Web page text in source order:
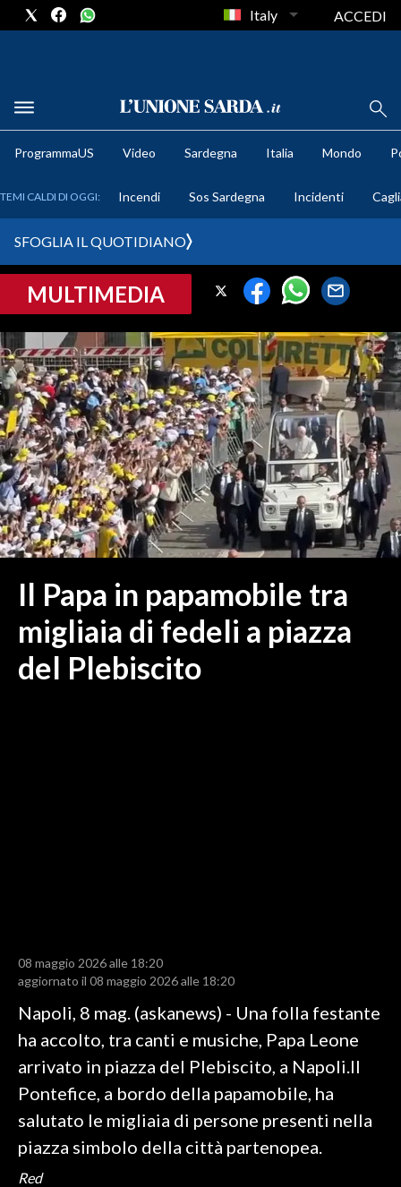
METEO
CRONACA SARDEGNA
PROVINCIA DI CAGLIARI
SULCIS IGLESIENTE
MEDIO CAMPIDANO
ORISTANO E PROVINCIA
SASSARI E PROVINCIA
GALLURA
NUORO E PROVINCIA
OGLIASTRA
ITALIA
MONDO
RISULTATI E CLASSIFICHE
CALCIO REGIONALE
BASKET
VOLLEY
MOTORI
TENNIS
ALTRI SPORT
Italy ACCEDI
ProgrammaUS Video Sardegna Italia Mondo
TEMI CALDI DI OGGI: Incendi Sos Sardegna Incidenti
SFOGLIA IL QUOTIDIANO
MULTIMEDIA
Il Papa in papamobile tra
migliaia di fedeli a piazza
del Plebiscito
08 maggio 2026 alle 18:20
aggiornato il 08 maggio 2026 alle 18:20
Napoli, 8 mag. (askanews) - Una folla festante
ha accolto, tra canti e musiche, Papa Leone
arrivato in piazza del Plebiscito, a Napoli.Il
Pontefice, a bordo della papamobile, ha
salutato le migliaia di persone presenti nella
piazza simbolo della città partenopea.
Red